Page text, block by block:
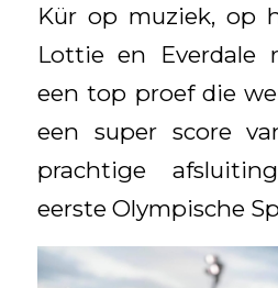
Kür op muziek, op
Lottie en Everdale
een top proef die
een super score
prachtige
eerste Olympische